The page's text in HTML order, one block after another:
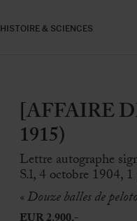
HISTOIRE & SCIENCES
[AFFAIRE
1915)
Lettre autographe
S.l, 4 octobre 1904,
« Douze balles de